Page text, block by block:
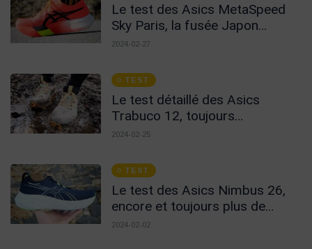
Le test des Asics MetaSpeed
Sky Paris, la fusée Japon
France !
2024-02-27
TEST
Le test détaillé des Asics
Trabuco 12, toujours
excellentes !
2024-02-25
TEST
Le test des Asics Nimbus 26,
encore et toujours plus de
confort !
2024-02-02